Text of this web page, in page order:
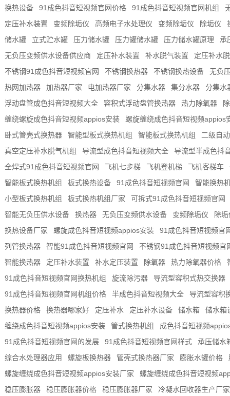
换热设备 91成色抖音短视频官网价格 91成色抖音短视频官网机组
定压补水装置
变频除垢仪 高频电子水处理仪 变频除垢仪 除垢仪
储水罐
立式贮水罐 压力储水罐 压力罐储水罐 压力储水罐原理
承
无负压变频供水设备供应商
定压补水装置 补水脱气装置
定压补水
不锈钢91成色抖音短视频官网
不锈钢换热器 不锈钢换热设备
无负
热网加热器
加热器厂家 电加热器厂家 分集水器 集分水器
分集水
浮动盘管成色抖音短视频大全
容积式浮动盘管换热器 热力除氧器
缠绕螺旋成色抖音短视频appios安装
螺旋缠绕成色抖音短视频appios
卧式管壳式换热器
智能型板式换热机组 智能板式换热机组
二级自
真空定压补水脱气机组
导流型成色抖音短视频大全
导流型半成色抖
全焊式91成色抖音短视频官网
飞机七步梯 飞机登机梯 飞机客梯车
智能板式换热机组
板式换热设备 91成色抖音短视频官网
智能换热
小型板式换热机组
板式换热机组厂家
可拆式91成色抖音短视频官网
智能无负压供水设备
换热器 无负压变频供水设备 变频除垢仪
除
换热设备厂家
螺旋成色抖音短视频appios安装
91成色抖音短视频官
列管换热器
智能91成色抖音短视频官网
不锈钢91成色抖音短视频官
智能换热器
定压补水装置 补水定压装置 除氧器 热力除氧器价格
91成色抖音短视频官网换热机组
旋流除污器
导流型容积式热交换器
91成色抖音短视频官网机组价格
半成色抖音短视频大全
导流型容积
换热器价格
换热器哪家好 定压补水 定压补水设备 储水箱
储水箱
缠绕成色抖音短视频appios安装
管式换热机组
成色抖音短视频
91成色抖音短视频官网的发展
91成色抖音短视频官网样式
承压储水
综合水处理器应用
螺旋板换热器 管壳式换热器厂家 膨胀水罐价格
螺旋缠绕成色抖音短视频appios安装厂家
螺旋缠绕成色抖音短视频
稳压膨胀器
稳压膨胀器价格 稳压膨胀器厂家 冷凝水回收器生产厂家